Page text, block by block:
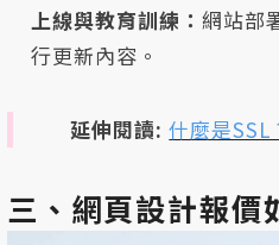
上線與教育訓練：網站部
行更新內容。
延伸閱讀: 什麼是SSL
三、網頁設計報價